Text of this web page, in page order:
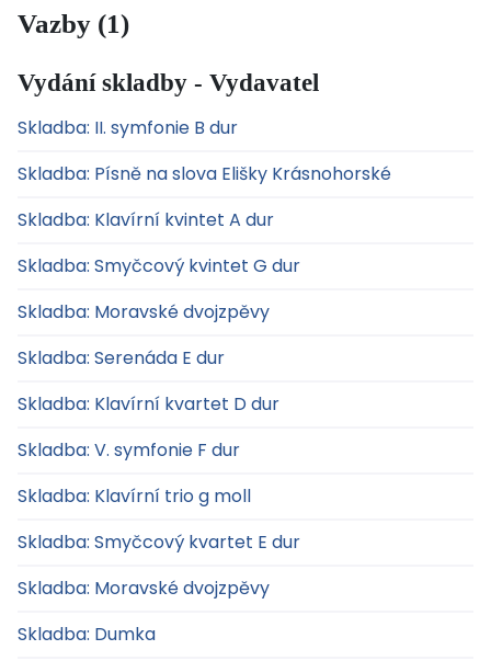
Vazby (1)
Vydání skladby - Vydavatel
Skladba: II. symfonie B dur
Skladba: Písně na slova Elišky Krásnohorské
Skladba: Klavírní kvintet A dur
Skladba: Smyčcový kvintet G dur
Skladba: Moravské dvojzpěvy
Skladba: Serenáda E dur
Skladba: Klavírní kvartet D dur
Skladba: V. symfonie F dur
Skladba: Klavírní trio g moll
Skladba: Smyčcový kvartet E dur
Skladba: Moravské dvojzpěvy
Skladba: Dumka